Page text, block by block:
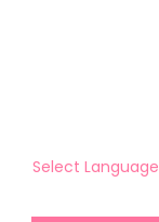
Select Language